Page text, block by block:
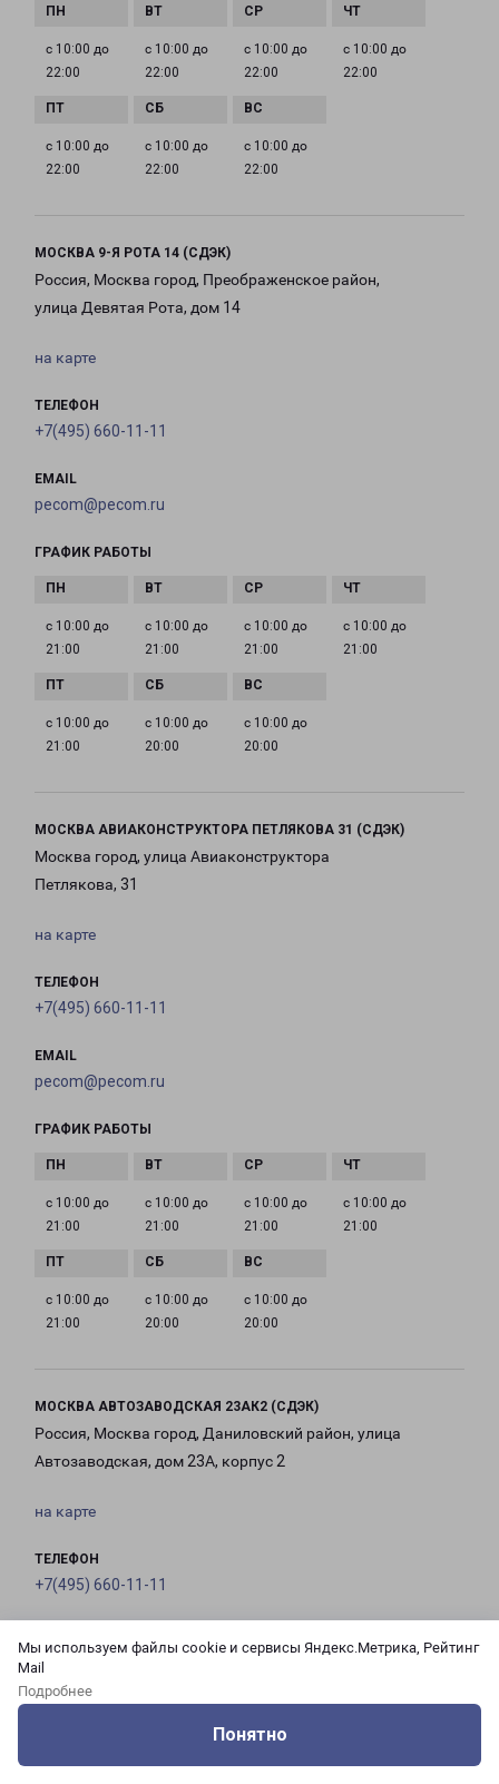
Мы используем файлы cookie и сервисы Яндекс.Метрика, Рейтинг
Mail
Подробнее
Понятно
с 10:00 до
22:00
с 10:00 до
22:00
с 10:00 до
22:00
с 10:00 до
22:00
с 10:00 до
22:00
с 10:00 до
22:00
с 10:00 до
22:00
МОСКВА 9-Я РОТА 14 (СДЭК)
Россия, Москва город, Преображенское район,
улица Девятая Рота, дом 14
на карте
ТЕЛЕФОН
+7(495) 660-11-11
EMAIL
pecom@pecom.ru
ГРАФИК РАБОТЫ
с 10:00 до
21:00
с 10:00 до
21:00
с 10:00 до
21:00
с 10:00 до
21:00
с 10:00 до
21:00
с 10:00 до
20:00
с 10:00 до
20:00
МОСКВА АВИАКОНСТРУКТОРА ПЕТЛЯКОВА 31 (СДЭК)
Москва город, улица Авиаконструктора
Петлякова, 31
на карте
ТЕЛЕФОН
+7(495) 660-11-11
EMAIL
pecom@pecom.ru
ГРАФИК РАБОТЫ
с 10:00 до
21:00
с 10:00 до
21:00
с 10:00 до
21:00
с 10:00 до
21:00
с 10:00 до
21:00
с 10:00 до
20:00
с 10:00 до
20:00
МОСКВА АВТОЗАВОДСКАЯ 23АК2 (СДЭК)
Россия, Москва город, Даниловский район, улица
Автозаводская, дом 23А, корпус 2
на карте
ТЕЛЕФОН
+7(495) 660-11-11
pecom@pecom.ru
ГРАФИК РАБОТЫ